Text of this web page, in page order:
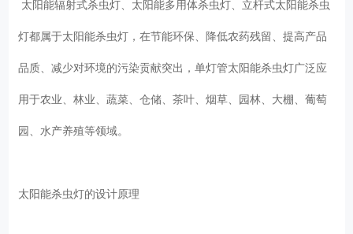
太阳能辐射式杀虫灯、太阳能多用体杀虫灯、立杆式太阳能杀虫
灯都属于太阳能杀虫灯，在节能环保、降低农药残留、提高产品
品质、减少对环境的污染贡献突出，单灯管太阳能杀虫灯广泛应
用于农业、林业、蔬菜、仓储、茶叶、烟草、园林、大棚、葡萄
园、水产养殖等领域。
太阳能杀虫灯的设计原理